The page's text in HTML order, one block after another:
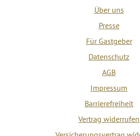
Über uns
Presse
Für Gastgeber
Datenschutz
AGB
Impressum
Barrierefreiheit
Vertrag widerrufen